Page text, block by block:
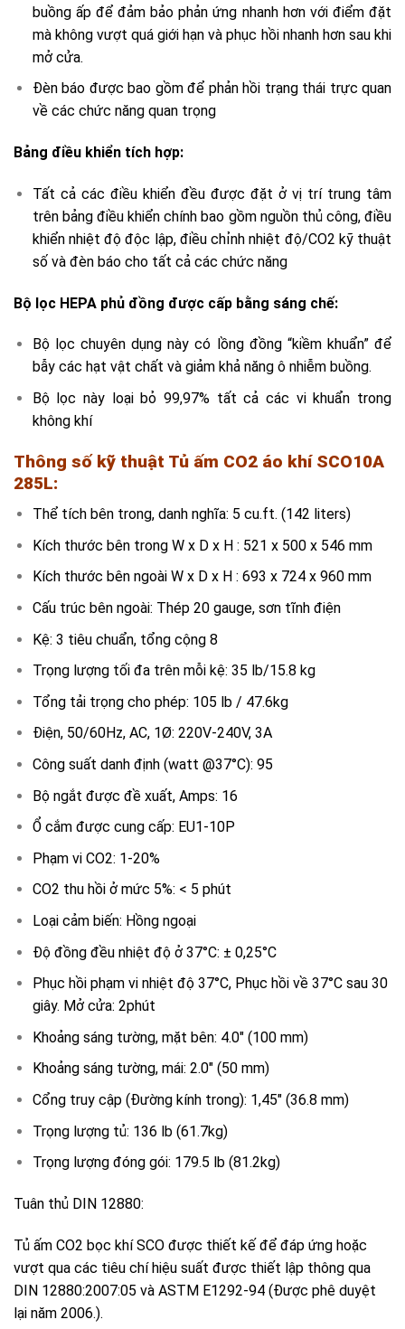
buồng ấp để đảm bảo phản ứng nhanh hơn với điểm đặt
mà không vượt quá giới hạn và phục hồi nhanh hơn sau khi
mở cửa.
Đèn báo được bao gồm để phản hồi trạng thái trực quan
về các chức năng quan trọng
Bảng điều khiển tích hợp:
Tất cả các điều khiển đều được đặt ở vị trí trung tâm
trên bảng điều khiển chính bao gồm nguồn thủ công, điều
khiển nhiệt độ độc lập, điều chỉnh nhiệt độ/CO2 kỹ thuật
số và đèn báo cho tất cả các chức năng
Bộ lọc HEPA phủ đồng được cấp bằng sáng chế:
Bộ lọc chuyên dụng này có lồng đồng “kiềm khuẩn” để
bẫy các hạt vật chất và giảm khả năng ô nhiễm buồng.
Bộ lọc này loại bỏ 99,97% tất cả các vi khuẩn trong
không khí
Thông số kỹ thuật Tủ ấm CO2 áo khí SCO10A
285L:
Thể tích bên trong, danh nghĩa: 5 cu.ft. (142 liters)
Kích thước bên trong W x D x H : 521 x 500 x 546 mm
Kích thước bên ngoài W x D x H : 693 x 724 x 960 mm
Cấu trúc bên ngoài: Thép 20 gauge, sơn tĩnh điện
Kệ: 3 tiêu chuẩn, tổng cộng 8
Trọng lượng tối đa trên mỗi kệ: 35 lb/15.8 kg
Tổng tải trọng cho phép: 105 lb / 47.6kg
Điện, 50/60Hz, AC, 1Ø: 220V-240V, 3A
Công suất danh định (watt @37°C): 95
Bộ ngắt được đề xuất, Amps: 16
Ổ cắm được cung cấp: EU1-10P
Phạm vi CO2: 1-20%
CO2 thu hồi ở mức 5%: < 5 phút
Loại cảm biến: Hồng ngoại
Độ đồng đều nhiệt độ ở 37°C: ± 0,25°C
Phục hồi phạm vi nhiệt độ 37°C, Phục hồi về 37°C sau 30
giây. Mở cửa: 2phút
Khoảng sáng tường, mặt bên: 4.0″ (100 mm)
Khoảng sáng tường, mái: 2.0″ (50 mm)
Cổng truy cập (Đường kính trong): 1,45″ (36.8 mm)
Trọng lượng tủ: 136 lb (61.7kg)
Trọng lượng đóng gói: 179.5 lb (81.2kg)
Tuân thủ DIN 12880:
Tủ ấm CO2 bọc khí SCO được thiết kế để đáp ứng hoặc
vượt qua các tiêu chí hiệu suất được thiết lập thông qua
DIN 12880:2007:05 và ASTM E1292-94 (Được phê duyệt
lại năm 2006.).